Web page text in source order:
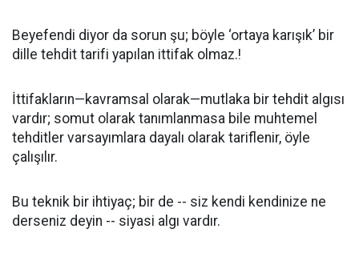
Beyefendi diyor da sorun şu; böyle ‘ortaya karışık’ bir
dille tehdit tarifi yapılan ittifak olmaz.!
İttifakların—kavramsal olarak—mutlaka bir tehdit algısı
vardır; somut olarak tanımlanmasa bile muhtemel
tehditler varsayımlara dayalı olarak tariflenir, öyle
çalışılır.
Bu teknik bir ihtiyaç; bir de -- siz kendi kendinize ne
derseniz deyin -- siyasi algı vardır.